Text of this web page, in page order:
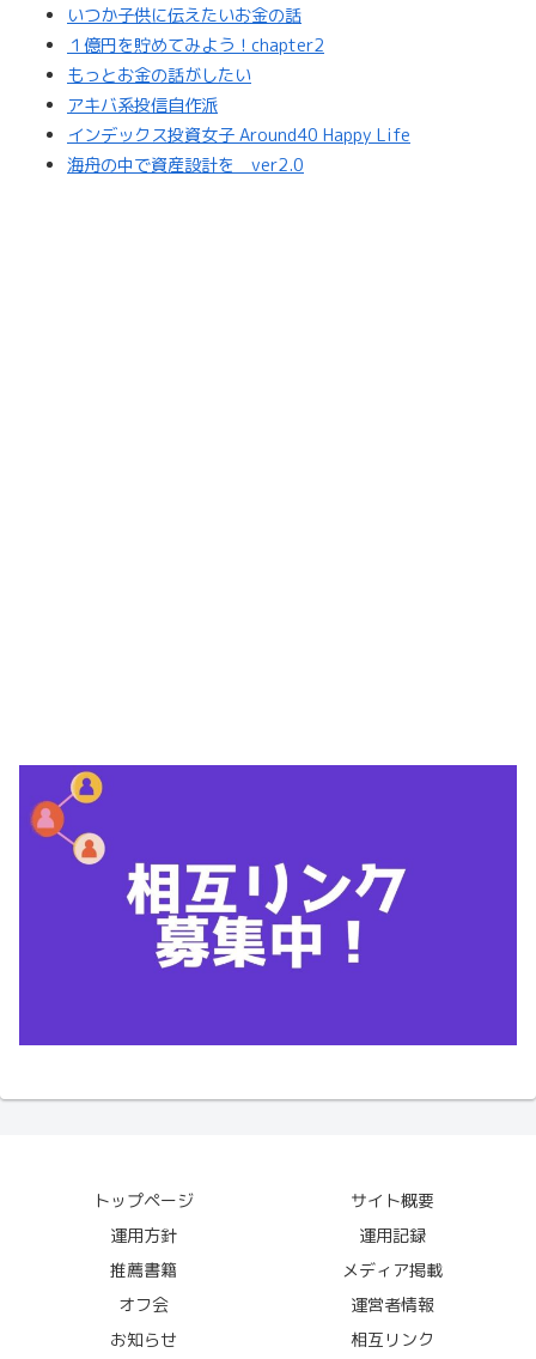
いつか子供に伝えたいお金の話
１億円を貯めてみよう！chapter2
もっとお金の話がしたい
アキバ系投信自作派
インデックス投資女子 Around40 Happy Life
海舟の中で資産設計を ver2.0
トップページ
サイト概要
運用方針
運用記録
推薦書籍
メディア掲載
オフ会
運営者情報
お知らせ
相互リンク